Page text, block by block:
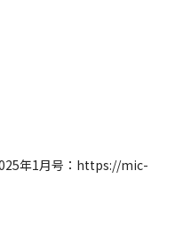
年1月号：https://mic-